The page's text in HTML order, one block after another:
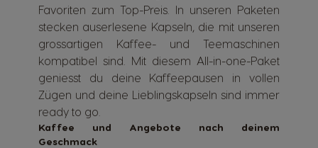
Favoriten zum Top-Preis. In unseren Paketen
stecken auserlesene Kapseln, die mit unseren
grossartigen Kaffee- und Teemaschinen
kompatibel sind. Mit diesem All-in-one-Paket
geniesst du deine Kaffeepausen in vollen
Zügen und deine Lieblingskapseln sind immer
ready to go.
Kaffee und Angebote nach deinem
Geschmack